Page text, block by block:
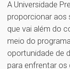
A Universidade
proporcionar aos
que vai além do
meio do
oportunidade de
para enfrentar